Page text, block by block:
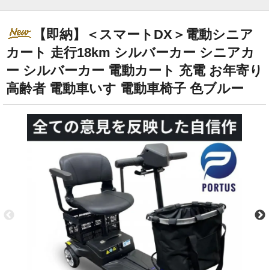
【即納】＜スマートDX＞電動シニア
カート 走行18km シルバーカー シニアカ
ー シルバーカー 電動カート 充電 お年寄り
高齢者 電動車いす 電動車椅子 色ブルー